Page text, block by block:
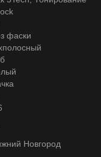
фаски
Новгород